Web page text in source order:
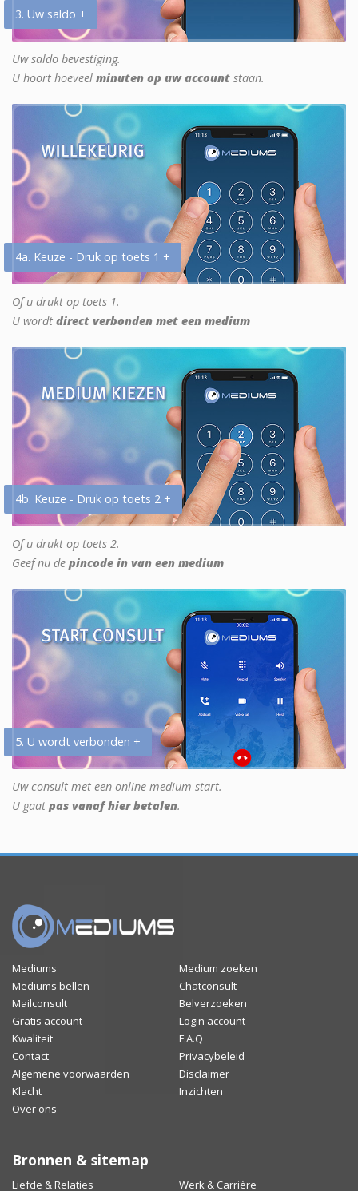
3. Uw saldo +
Uw saldo bevestiging.
U hoort hoeveel minuten op uw account staan.
4a. Keuze - Druk op toets 1 +
Of u drukt op toets 1.
U wordt direct verbonden met een medium
4b. Keuze - Druk op toets 2 +
Of u drukt op toets 2.
Geef nu de pincode in van een medium
5. U wordt verbonden +
Uw consult met een online medium start.
U gaat pas vanaf hier betalen.
Mediums
Medium zoeken
Mediums bellen
Chatconsult
Mailconsult
Belverzoeken
Gratis account
Login account
Kwaliteit
F.A.Q
Contact
Privacybeleid
Algemene voorwaarden
Disclaimer
Klacht
Inzichten
Over ons
Bronnen & sitemap
Liefde & Relaties Werk & Carrière